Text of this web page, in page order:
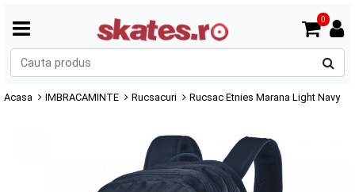
0
Acasa IMBRACAMINTE Rucsacuri Rucsac Etnies Marana Light Navy